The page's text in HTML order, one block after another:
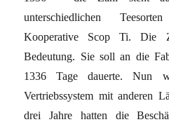
unterschiedlichen
Kooperative Scop Ti. Die
Bedeutung. Sie soll an die
1336 Tage dauerte. Nun
Vertriebssystem mit anderen
drei Jahre hatten die